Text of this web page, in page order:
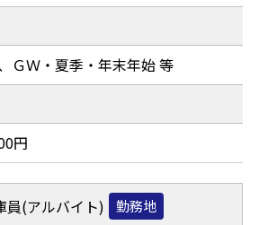
ＧＷ・夏季・年末年始 等
円
員(アルバイト) 勤務地